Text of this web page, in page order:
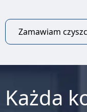
Zamawiam
Każda